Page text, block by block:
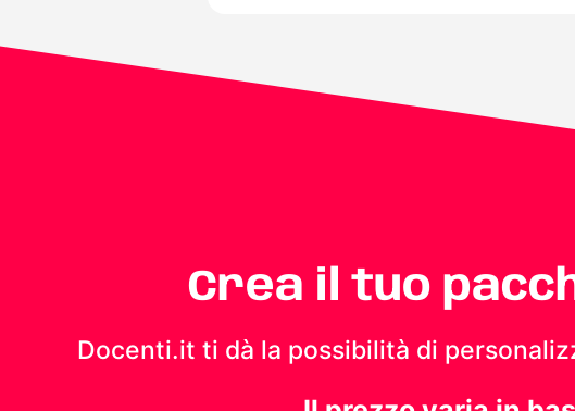
Crea il tuo
Docenti.it ti dà la possibilità di